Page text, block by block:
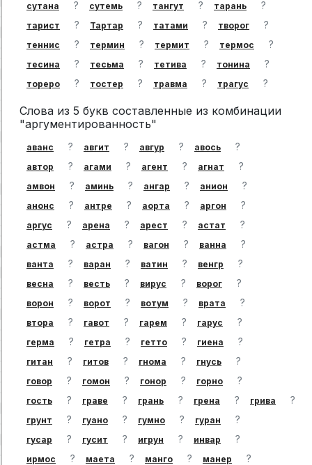
сутана ? сутемь ? тангут ? тарань ?
тарист ? Тартар ? татами ? творог ?
теннис ? термин ? термит ? термос ?
тесина ? тесьма ? тетива ? тонина ?
тореро ? тостер ? травма ? трагус ?
Слова из 5 букв составленные из комбинации
"аргументированность"
аванс ? авгит ? авгур ? авось ?
автор ? агами ? агент ? агнат ?
амвон ? аминь ? ангар ? анион ?
анонс ? антре ? аорта ? аргон ?
аргус ? арена ? арест ? астат ?
астма ? астра ? вагон ? ванна ?
ванта ? варан ? ватин ? венгр ?
весна ? весть ? вирус ? ворог ?
ворон ? ворот ? вотум ? врата ?
втора ? гавот ? гарем ? гарус ?
герма ? гетра ? гетто ? гиена ?
гитан ? гитов ? гнома ? гнусь ?
говор ? гомон ? гонор ? горно ?
гость ? граве ? грань ? грена ? грива ?
грунт ? гуано ? гумно ? гуран ?
гусар ? гусит ? игрун ? инвар ?
ирмос ? маета ? манго ? манер ?